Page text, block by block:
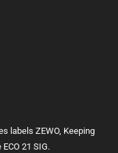
labels ZEWO, Keeping
21 SIG.